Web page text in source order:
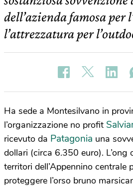
dell’azienda famosa per
l’attrezzatura per
Ha sede a Montesilvano in
l’organizzazione no profit
ricevuto da Patagonia una
dollari (circa 6.350 euro). L’ong
territori dell’Appennino centrale
proteggere l’orso bruno